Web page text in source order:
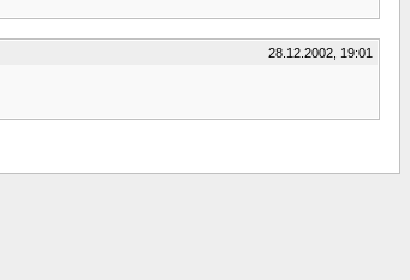
28.12.2002, 19:01